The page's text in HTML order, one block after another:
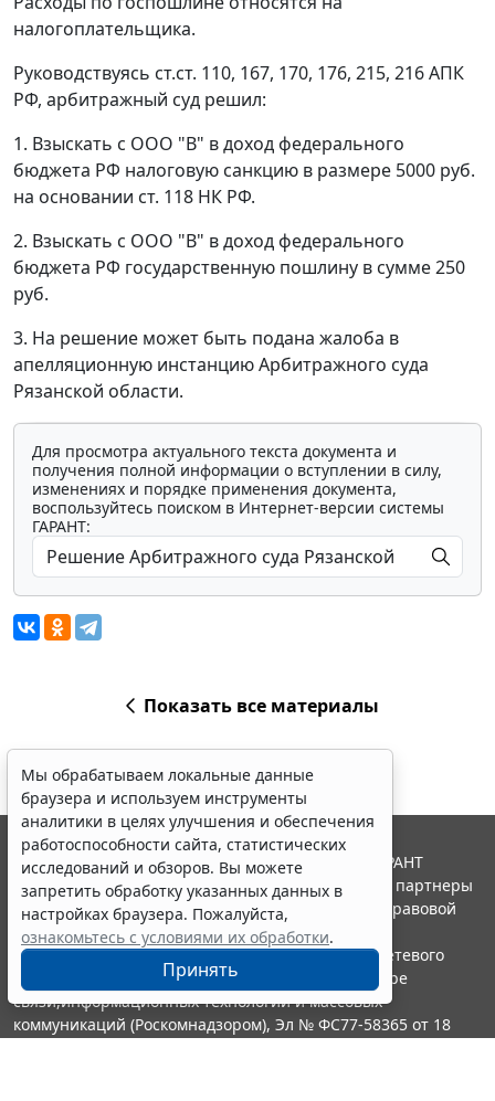
налогоплательщика.
Руководствуясь ст.ст. 110, 167, 170, 176, 215, 216АПК
РФ, арбитражный суд решил:
1. Взыскать с ООО "В" в доход федерального
бюджета РФ налоговую санкцию в размере 5000 руб.
на основании ст. 118 НК РФ.
2. Взыскать с ООО "В" в доход федерального
бюджета РФ государственную пошлину в сумме 250
руб.
3. На решение может быть подана жалоба в
апелляционную инстанцию Арбитражного суда
Рязанской области.
Для просмотра актуального текста документа и
получения полной информации о вступлении в силу,
изменениях и порядке применения документа,
воспользуйтесь поиском в Интернет-версии системы
ГАРАНТ:
Показать все материалы
Мы обрабатываем локальные данные
браузера и используем инструменты
аналитики в целях улучшения и обеспечения
работоспособности сайта, статистических
исследований и обзоров. Вы можете
запретить обработку указанных данных в
настройках браузера. Пожалуйста,
ознакомьтесь с условиями их обработки.
Принять
© ООО "НПП "ГАРАНТ-СЕРВИС", 2026. Система ГАРАНТ
выпускается с 1990 года. Компания "Гарант" и ее партнеры
являются участниками Российской ассоциации правовой
информации ГАРАНТ.
Портал ГАРАНТ.РУ зарегистрирован в качестве сетевого
издания Федеральной службой по надзору в сфере
связи,информационных технологий и массовых
коммуникаций (Роскомнадзором), Эл № ФС77-58365 от 18